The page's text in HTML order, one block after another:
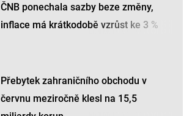
ČNB ponechala sazby beze změny,
inflace má krátkodobě vzrůst ke 3 %
Přebytek zahraničního obchodu v
červnu meziročně klesl na 15,5